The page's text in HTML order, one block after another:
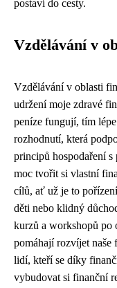
postaví do cesty.
Vzdělávání v
Vzdělávání v oblasti
udržení moje zdravé
peníze fungují, tím
rozhodnutí, která
principů hospodaření s
moc tvořit si vlastní
cílů, ať už je to
děti nebo klidný
kurzů a workshopů po
pomáhají rozvíjet naše
lidí, kteří se díky
vybudovat si finanční